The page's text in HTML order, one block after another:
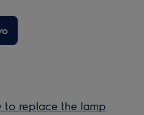
replace the lamp